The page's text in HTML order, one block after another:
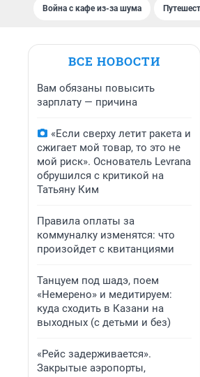
Война с кафе из-за шума
ВСЕ НОВОСТИ
Вам обязаны повысить
зарплату — причина
«Если сверху летит ракета и
сжигает мой товар, то это не
мой риск». Основатель Levrana
обрушился с критикой на
Татьяну Ким
Правила оплаты за
коммуналку изменятся: что
произойдет с квитанциями
Танцуем под шадэ, поем
«Немерено» и медитируем:
куда сходить в Казани на
выходных (с детьми и без)
«Рейс задерживается».
Закрытые аэропорты,